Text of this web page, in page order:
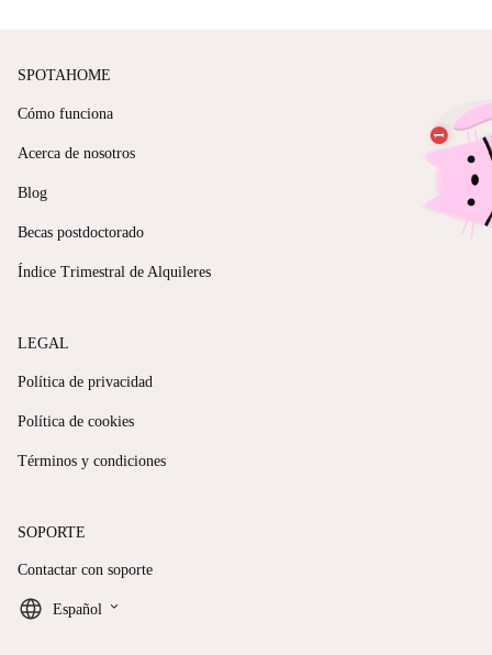
SPOTAHOME
Cómo funciona
Acerca de nosotros
Blog
Becas postdoctorado
Índice Trimestral de Alquileres
LEGAL
Política de privacidad
Política de cookies
Términos y condiciones
SOPORTE
Contactar con soporte
Español keyboard_arrow_down